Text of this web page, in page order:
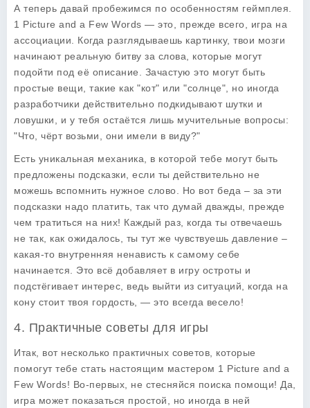
А теперь давай пробежимся по особенностям геймплея.
1 Picture and a Few Words — это, прежде всего, игра на
ассоциации. Когда разглядываешь картинку, твои мозги
начинают реальную битву за слова, которые могут
подойти под её описание. Зачастую это могут быть
простые вещи, такие как "кот" или "солнце", но иногда
разработчики действительно подкидывают шутки и
ловушки, и у тебя остаётся лишь мучительные вопросы:
"Что, чёрт возьми, они имели в виду?"
Есть уникальная механика, в которой тебе могут быть
предложены подсказки, если ты действительно не
можешь вспомнить нужное слово. Но вот беда – за эти
подсказки надо платить, так что думай дважды, прежде
чем тратиться на них! Каждый раз, когда ты отвечаешь
не так, как ожидалось, ты тут же чувствуешь давление –
какая-то внутренняя ненависть к самому себе
начинается. Это всё добавляет в игру остроты и
подстёгивает интерес, ведь выйти из ситуаций, когда на
кону стоит твоя гордость, — это всегда весело!
4. Практичные советы для игры
Итак, вот несколько практичных советов, которые
помогут тебе стать настоящим мастером 1 Picture and a
Few Words! Во-первых, не стесняйся поиска помощи! Да,
игра может показаться простой, но иногда в ней